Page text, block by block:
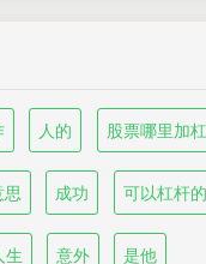
人的 股票哪里加
成功 可以杠杆
生 意外 是他